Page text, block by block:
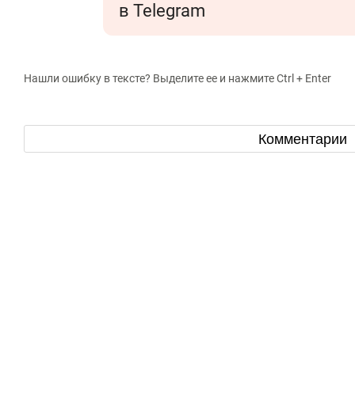
в Telegram
Нашли ошибку в тексте? Выделите ее и нажмите Ctrl + Enter
Комментарии